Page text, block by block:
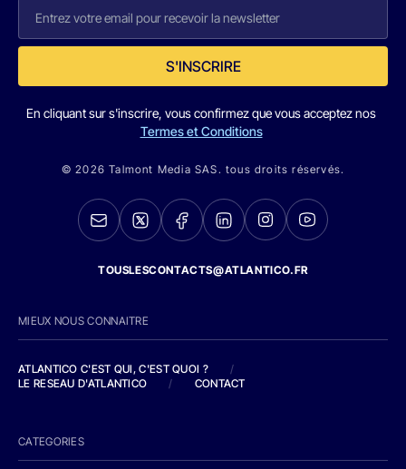
S'INSCRIRE
En cliquant sur s'inscrire, vous confirmez que vous acceptez nos
Termes et Conditions
© 2026 Talmont Media SAS. tous droits réservés.
TOUSLESCONTACTS@ATLANTICO.FR
MIEUX NOUS CONNAITRE
ATLANTICO C'EST QUI, C'EST QUOI ?
/
LE RESEAU D'ATLANTICO
/ CONTACT
CATEGORIES